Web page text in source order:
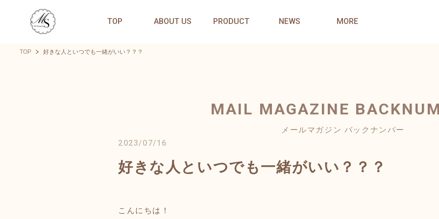
TOP ABOUT US PRODUCT NEWS MORE
TOP 好きな人といつでも一緒がいい？？？
MAIL MAGAZINE
メールマガジン バックナンバー
2023/07/16
好きな人といつでも一緒がいい？？？
こんにちは！